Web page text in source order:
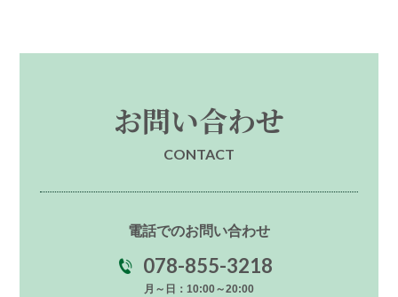
お問い合わせ
CONTACT
電話でのお問い合わせ
078-855-3218
月～日：10:00～20:00